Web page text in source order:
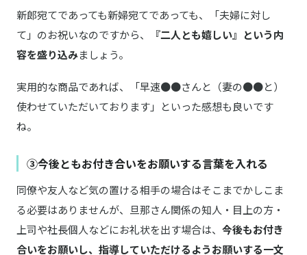
新郎宛てであっても新婦宛てであっても、「夫婦に対し
て」のお祝いなのですから、
『二人とも嬉しい』という内
容を盛り込みましょう。
実用的な商品であれば、「早速●●さんと（妻の●●と）
使わせていただいております」といった感想も良いです
ね。
③今後ともお付き合いをお願いする言葉を入れる
同僚や友人など気の置ける相手の場合はそこまでかしこま
る必要はありませんが、旦那さん関係の知人・目上の方・
上司や社長個人などにお礼状を出す場合は、 今後もお付き
合いをお願いし、指導していただけるようお願いする一文